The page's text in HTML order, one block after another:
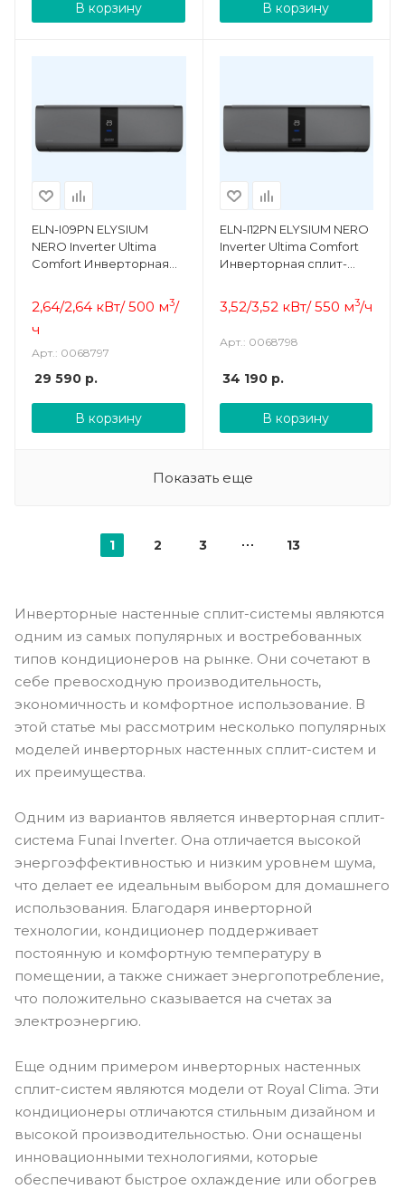
В корзину В корзину
ELN-I09PN ELYSIUM
NERO Inverter Ultima
Comfort Инверторная
2,64/2,64 кВт/ 500 м3/
ч
Арт.: 0068797
29 590 р.
В корзину
ELN-I12PN ELYSIUM NERO
Inverter Ultima Comfort
Инверторная сплит-
3,52/3,52 кВт/ 550 м3/ч
Арт.: 0068798
34 190р.
В корзину
Показать еще
1 2 3 13
Инверторные настенные сплит-системы являются
одним из самых популярных и востребованных
типов кондиционеров на рынке. Они сочетают в
себе превосходную производительность,
экономичность и комфортное использование. В
этой статье мы рассмотрим несколько популярных
моделей инверторных настенных сплит-систем и
их преимущества.
Одним из вариантов является инверторная сплит-
система Funai Inverter. Она отличается высокой
энергоэффективностью и низким уровнем шума,
что делает ее идеальным выбором для домашнего
использования. Благодаря инверторной
технологии, кондиционер поддерживает
постоянную и комфортную температуру в
помещении, а также снижает энергопотребление,
что положительно сказывается на счетах за
электроэнергию.
Еще одним примером инверторных настенных
сплит-систем являются модели от Royal Clima. Эти
кондиционеры отличаются стильным дизайном и
высокой производительностью. Они оснащены
инновационными технологиями, которые
обеспечивают быстрое охлаждение или обогрев